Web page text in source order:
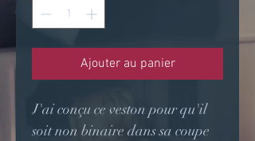
Ajouter au panier
J'ai conçu ce veston pour qu'il
soit non binaire dans sa coupe